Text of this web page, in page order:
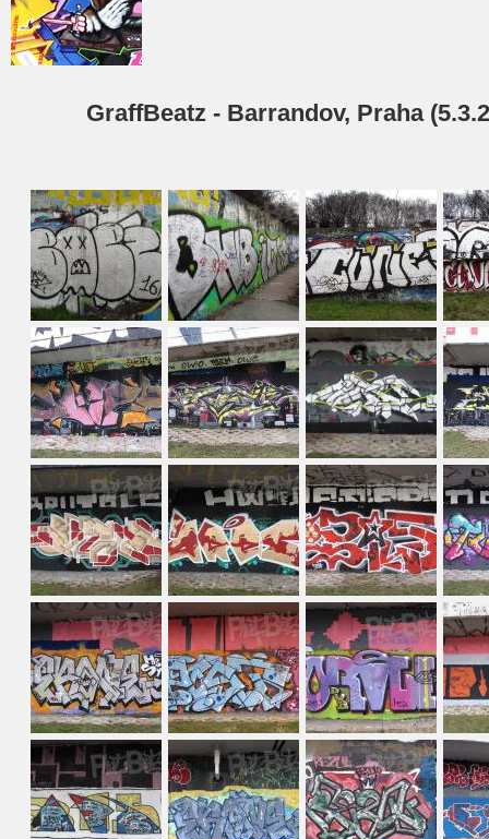
GraffBeatz - Barrandov, Praha